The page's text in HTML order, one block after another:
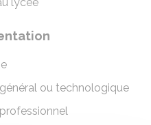
ou technologique